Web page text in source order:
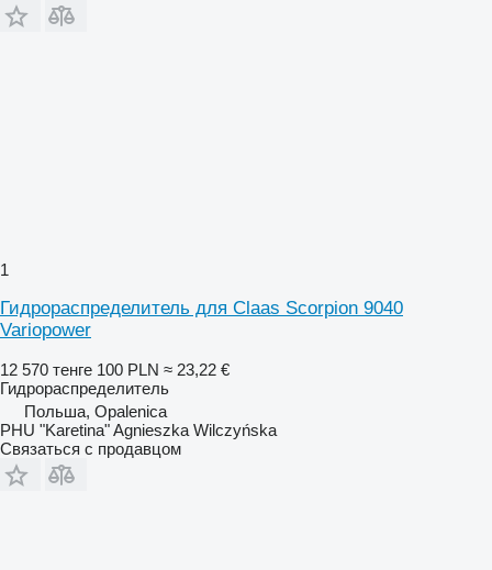
1
Гидрораспределитель для Claas Scorpion 9040
Variopower
12 570 тенге 100 PLN ≈ 23,22 €
Гидрораспределитель
Польша, Opalenica
PHU "Karetina" Agnieszka Wilczyńska
Связаться с продавцом